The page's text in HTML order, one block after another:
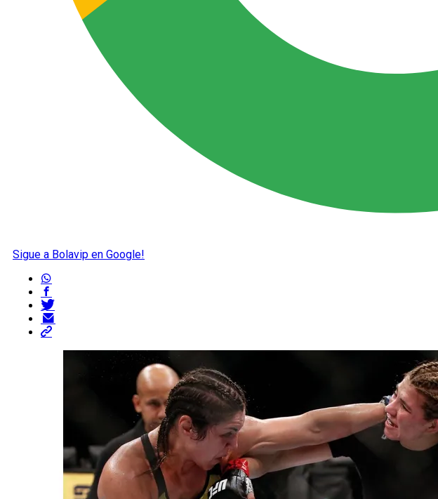
Sigue a Bolavip en Google!